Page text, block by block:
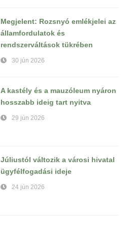
Megjelent: Rozsnyó emlékjelei az
államfordulatok és
rendszerváltások tükrében
30 jún 2026
A kastély és a mauzóleum nyáron
hosszabb ideig tart nyitva
29 jún 2026
Júliustól változik a városi hivatal
ügyfélfogadási ideje
24 jún 2026